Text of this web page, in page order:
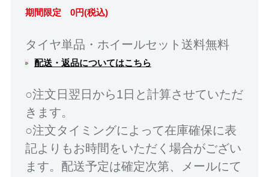
期間限定 0円(税込)
タイヤ単品・ホイールセット送料無料
配送・返品についてはこちら
○注文日翌日から1日と計算させていただ
きます。
○注文タイミングによって在庫確保に表
記よりもお時間をいただく場合がござい
ます。配送予定は確定次第、メールにて